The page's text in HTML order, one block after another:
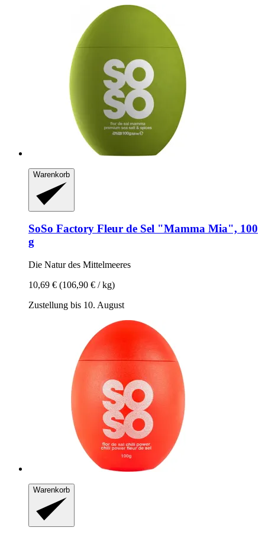
Warenkorb
SoSo Factory Fleur de Sel "Mamma Mia", 100
g
Die Natur des Mittelmeeres
10,69 € (106,90 € / kg)
Zustellung bis 10. August
Warenkorb